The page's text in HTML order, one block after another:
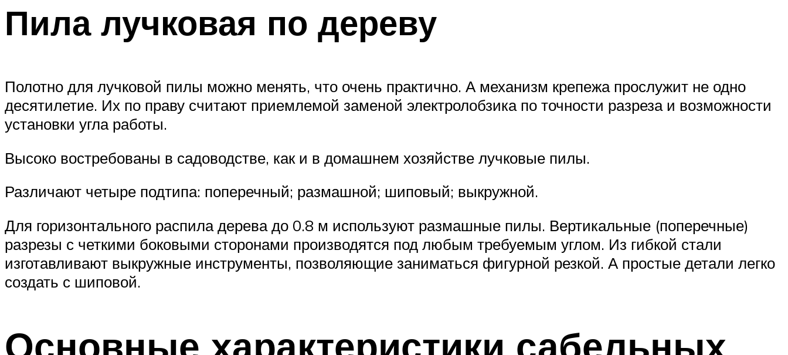
Пила лучковая по дереву
Полотно для лучковой пилы можно менять, что очень практично. А механизм крепежа прослужит не одно
десятилетие. Их по праву считают приемлемой заменой электролобзика по точности разреза и возможности
установки угла работы.
Высоко востребованы в садоводстве, как и в домашнем хозяйстве лучковые пилы.
Различают четыре подтипа: поперечный; размашной; шиповый; выкружной.
Для горизонтального распила дерева до 0.8 м используют размашные пилы. Вертикальные (поперечные)
разрезы с четкими боковыми сторонами производятся под любым требуемым углом. Из гибкой стали
изготавливают выкружные инструменты, позволяющие заниматься фигурной резкой. А простые детали легко
создать с шиповой.